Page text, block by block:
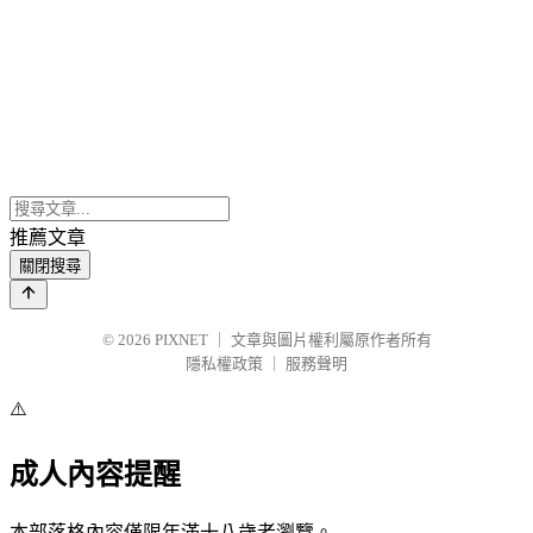
推薦文章
關閉搜尋
© 2026 PIXNET
文章與圖片權利屬原作者所有
隱私權政策
服務聲明
⚠️
成人內容提醒